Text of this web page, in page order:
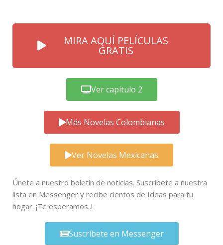
MIRA AQUÍ PELÍCULAS
GRATIS
Ver capítulo 2
Más Novelas Colombianas
Ver Novelas Mexicanas
Únete a nuestro boletín de noticias. Suscríbete a nuestra
lista en Messenger y recibe cientos de Ideas para tu
hogar. ¡Te esperamos..!
Suscríbete en Messenger